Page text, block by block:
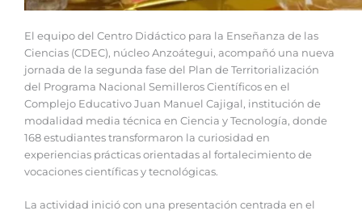
El equipo del Centro Didáctico para la Enseñanza de las
Ciencias (CDEC), núcleo Anzoátegui, acompañó una nueva
jornada de la segunda fase del Plan de Territorialización
del Programa Nacional Semilleros Científicos en el
Complejo Educativo Juan Manuel Cajigal, institución de
modalidad media técnica en Ciencia y Tecnología, donde
168 estudiantes transformaron la curiosidad en
experiencias prácticas orientadas al fortalecimiento de
vocaciones científicas y tecnológicas.
La actividad inició con una presentación centrada en el